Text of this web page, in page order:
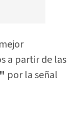
a partir de las
por la señal